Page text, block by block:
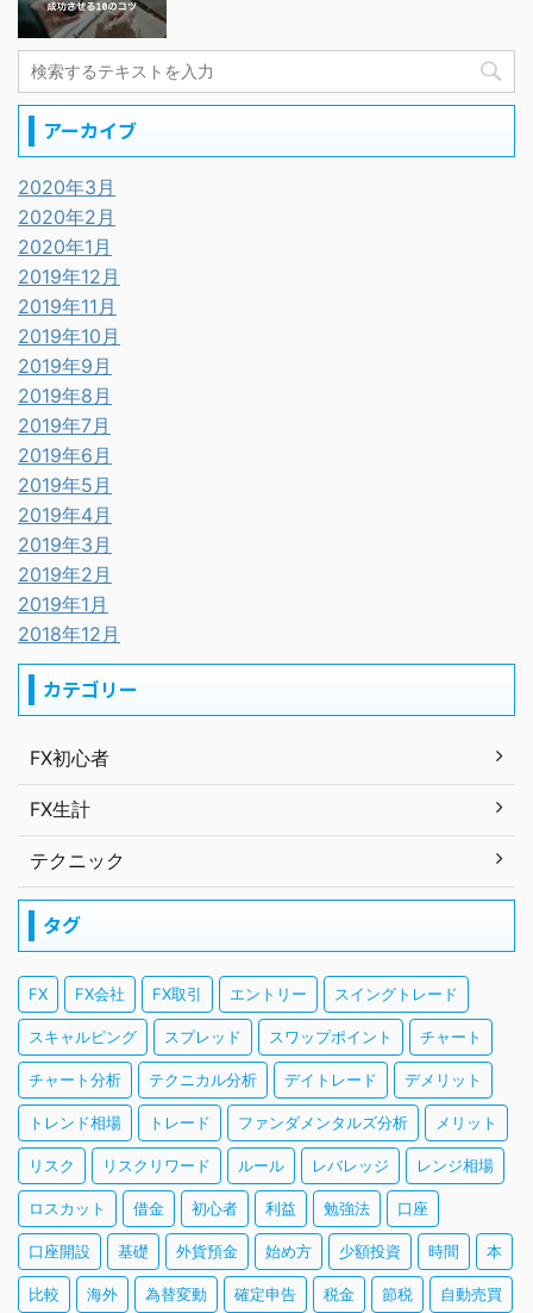
アーカイブ
2020年3月
2020年2月
2020年1月
2019年12月
2019年11月
2019年10月
2019年9月
2019年8月
2019年7月
2019年6月
2019年5月
2019年4月
2019年3月
2019年2月
2019年1月
2018年12月
カテゴリー
FX初心者
FX生計
テクニック
タグ
FX FX会社 FX取引 エントリー スイングトレード
スキャルピング スプレッド スワップポイント チャート
チャート分析 テクニカル分析 デイトレード デメリット
トレンド相場 トレード ファンダメンタルズ分析 メリット
リスク リスクリワード ルール レバレッジ レンジ相場
ロスカット 借金 初心者 利益 勉強法 口座
口座開設 基礎 外貨預金 始め方 少額投資 時間 本
比較 海外 為替変動 確定申告 税金 節税 自動売買